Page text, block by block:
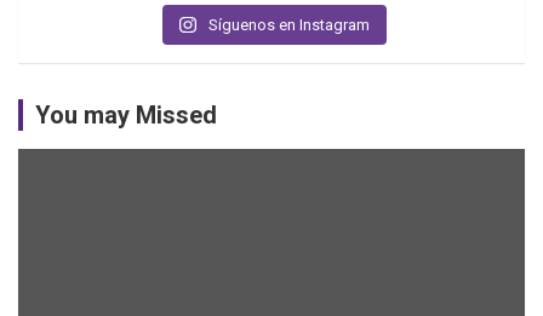
Síguenos en Instagram
You may Missed